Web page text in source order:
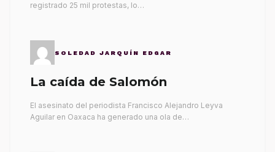
registrado 25 mil protestas, lo…
SOLEDAD JARQUÍN EDGAR
La caída de Salomón
El asesinato del periodista Francisco Alejandro Leyva
Aguilar en Oaxaca ha generado una ola de…